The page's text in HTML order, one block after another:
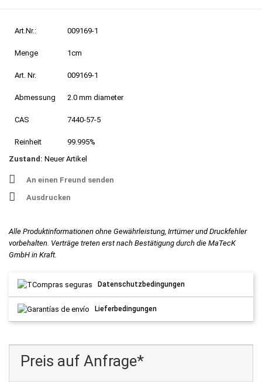
Art.Nr.: 009169-1
Menge 1cm
Art. Nr. 009169-1
Abmessung 2.0 mm diameter
CAS 7440-57-5
Reinheit
99.995%
Zustand: Neuer Artikel
An einen Freund senden
Ausdrucken
Alle Produktinformationen ohne Gewährleistung, Irrtümer und Druckfehler
vorbehalten. Verträge treten erst nach Bestätigung durch die MaTecK
GmbH in Kraft.
Datenschutzbedingungen
Lieferbedingungen
Preis auf Anfrage*